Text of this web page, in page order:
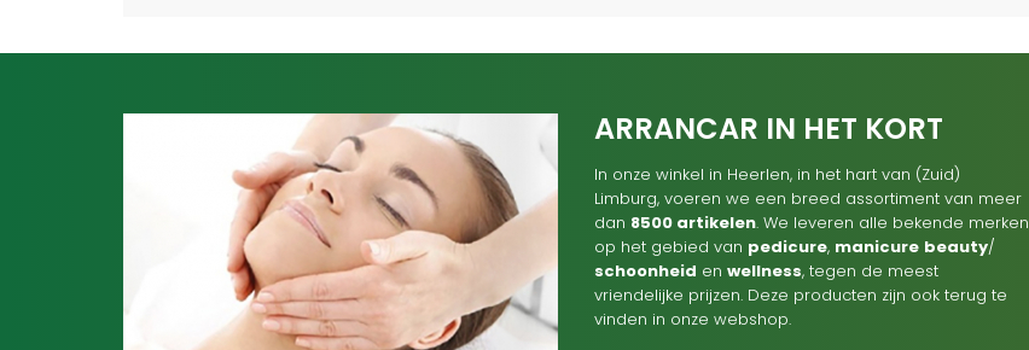
ARRANCAR IN HET KORT
In onze winkel in Heerlen, in het hart van (Zuid)
Limburg, voeren we een breed assortiment van meer
dan 8500 artikelen. We leveren alle bekende merken
op het gebied van pedicure, manicure beauty/
schoonheid en wellness, tegen de meest
vriendelijke prijzen. Deze producten zijn ook terug te
vinden in onze webshop.